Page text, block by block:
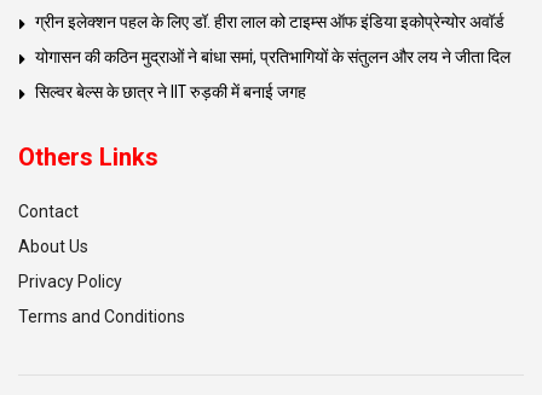
ग्रीन इलेक्शन पहल के लिए डॉ. हीरा लाल को टाइम्स ऑफ इंडिया इकोप्रेन्योर अवॉर्ड
योगासन की कठिन मुद्राओं ने बांधा समां, प्रतिभागियों के संतुलन और लय ने जीता दिल
सिल्वर बेल्स के छात्र ने IIT रुड़की में बनाई जगह
Others Links
Contact
About Us
Privacy Policy
Terms and Conditions